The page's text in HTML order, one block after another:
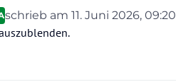
schrieb am 11. Juni 2026, 09:20
zuletzt editiert von